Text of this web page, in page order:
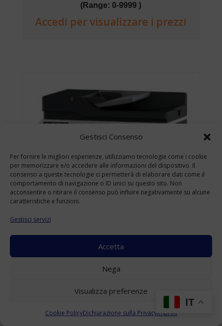
Gestisci Consenso
Per fornire le migliori esperienze, utilizziamo tecnologie come i cookie
per memorizzare e/o accedere alle informazioni del dispositivo. Il
consenso a queste tecnologie ci permetterà di elaborare dati come il
comportamento di navigazione o ID unici su questo sito. Non
acconsentire o ritirare il consenso può influire negativamente su alcune
caratteristiche e funzioni.
Gestisci servizi
Accetta
Nega
Visualizza preferenze
Cookie PolicyDichiarazione sulla PrivacyImprint
(Range: 0-9999 )
Accedi per visualizzare i prezzi
A4
Accedi per visualizzare i prezziIT